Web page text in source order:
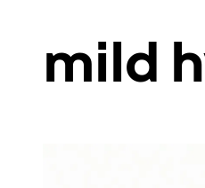
mild